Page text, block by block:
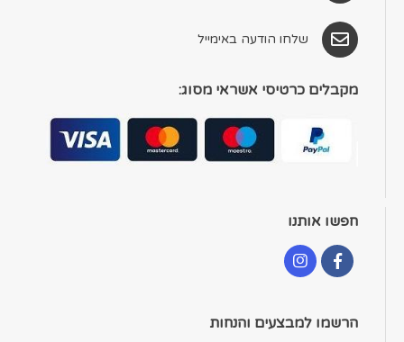
שלחו הודעה באימייל
מקבלים כרטיסי אשראי מסוג:
חפשו אותנו
הרשמו למבצעים והנחות